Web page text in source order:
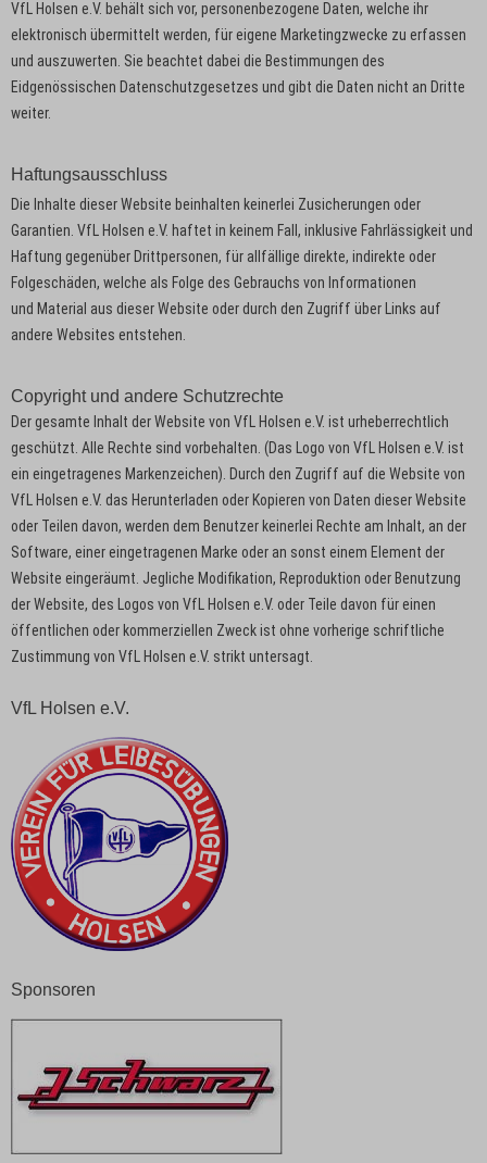
VfL Holsen e.V. behält sich vor, personenbezogene Daten, welche ihr
elektronisch übermittelt werden, für eigene Marketingzwecke zu erfassen
und auszuwerten. Sie beachtet dabei die Bestimmungen des
Eidgenössischen Datenschutzgesetzes und gibt die Daten nicht an Dritte
weiter.
Haftungsausschluss
Die Inhalte dieser Website beinhalten keinerlei Zusicherungen oder
Garantien. VfL Holsen e.V. haftet in keinem Fall, inklusive Fahrlässigkeit und
Haftung gegenüber Drittpersonen, für allfällige direkte, indirekte oder
Folgeschäden, welche als Folge des Gebrauchs von Informationen
und Material aus dieser Website oder durch den Zugriff über Links auf
andere Websites entstehen.
Copyright und andere Schutzrechte
Der gesamte Inhalt der Website von VfL Holsen e.V. ist urheberrechtlich
geschützt. Alle Rechte sind vorbehalten. (Das Logo von VfL Holsen e.V. ist
ein eingetragenes Markenzeichen). Durch den Zugriff auf die Website von
VfL Holsen e.V. das Herunterladen oder Kopieren von Daten dieser Website
oder Teilen davon, werden dem Benutzer keinerlei Rechte am Inhalt, an der
Software, einer eingetragenen Marke oder an sonst einem Element der
Website eingeräumt. Jegliche Modifikation, Reproduktion oder Benutzung
der Website, des Logos von VfL Holsen e.V. oder Teile davon für einen
öffentlichen oder kommerziellen Zweck ist ohne vorherige schriftliche
Zustimmung von VfL Holsen e.V. strikt untersagt.
VfL Holsen e.V.
Sponsoren